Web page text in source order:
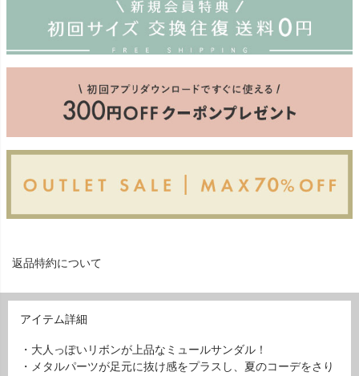
返品特約について
アイテム詳細
・大人っぽいリボンが上品なミュールサンダル！
・メタルパーツが足元に抜け感をプラスし、夏のコーデをさり